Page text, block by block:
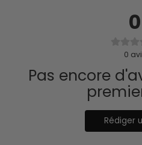
0
0
Pas encore
Rédiger